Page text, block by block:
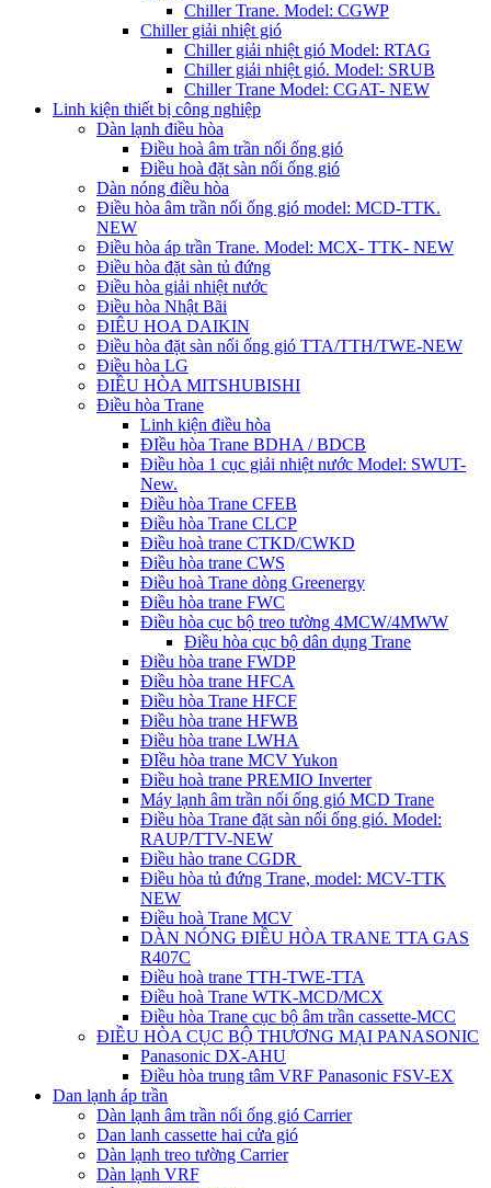
Chiller Trane. Model: CGWP
Chiller giải nhiệt gió
Chiller giải nhiệt gió Model: RTAG
Chiller giải nhiệt gió. Model: SRUB
Chiller Trane Model: CGAT- NEW
Linh kiện thiết bị công nghiệp
Dàn lạnh điều hòa
Điều hoà âm trần nối ống gió
Điều hoà đặt sàn nối ống gió
Dàn nóng điều hòa
Điều hòa âm trần nối ống gió model: MCD-TTK.
NEW
Điều hòa áp trần Trane. Model: MCX- TTK- NEW
Điều hòa đặt sàn tủ đứng
Điều hòa giải nhiệt nước
Điều hòa Nhật Bãi
ĐIÊU HOA DAIKIN
Điều hòa đặt sàn nối ống gió TTA/TTH/TWE-NEW
Điều hòa LG
ĐIỀU HÒA MITSHUBISHI
Điều hòa Trane
Linh kiện điều hòa
ĐIều hòa Trane BDHA / BDCB
Điều hòa 1 cục giải nhiệt nước Model: SWUT-
New.
Điều hòa Trane CFEB
Điều hòa Trane CLCP
Điều hoà trane CTKD/CWKD
Điều hòa trane CWS
Điều hoà Trane dòng Greenergy
Điều hòa trane FWC
Điều hòa cục bộ treo tường 4MCW/4MWW
Điều hòa cục bộ dân dụng Trane
Điều hòa trane FWDP
Điều hòa trane HFCA
Điều hòa Trane HFCF
Điều hòa trane HFWB
Điều hòa trane LWHA
ĐIều hòa trane MCV Yukon
Điều hoà trane PREMIO Inverter
Máy lạnh âm trần nối ống gió MCD Trane
Điều hòa Trane đặt sàn nối ống gió. Model:
RAUP/TTV-NEW
Điều hào trane CGDR
Điều hòa tủ đứng Trane, model: MCV-TTK
NEW
Điều hoà Trane MCV
DÀN NÓNG ĐIỀU HÒA TRANE TTA GAS
R407C
Điều hoà trane TTH-TWE-TTA
Điều hoà Trane WTK-MCD/MCX
Điều hòa Trane cục bộ âm trần cassette-MCC
ĐIỀU HÒA CỤC BỘ THƯƠNG MẠI PANASONIC
Panasonic DX-AHU
Điều hòa trung tâm VRF Panasonic FSV-EX
Dan lạnh áp trần
Dàn lạnh âm trần nối ống gió Carrier
Dan lanh cassette hai cửa gió
Dàn lạnh treo tường Carrier
Dàn lạnh VRF